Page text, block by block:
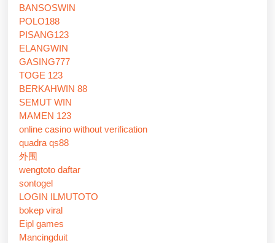
BANSOSWIN
POLO188
PISANG123
ELANGWIN
GASING777
TOGE 123
BERKAHWIN 88
SEMUT WIN
MAMEN 123
online casino without verification
quadra qs88
外围
wengtoto daftar
sontogel
LOGIN ILMUTOTO
bokep viral
Eipl games
Mancingduit